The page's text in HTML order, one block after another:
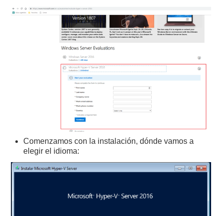
Comenzamos con la instalación, dónde vamos a
elegir el idioma: